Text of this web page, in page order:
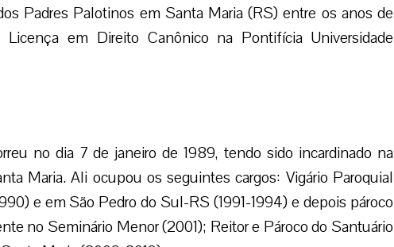
Padres Palotinos em Santa Maria (RS) entre os anos de
em Direito Canônico na Pontifícia Universidade
no dia 7 de janeiro de 1989, tendo sido incardinado na
Maria. Ali ocupou os seguintes cargos: Vigário Paroquial
e em São Pedro do Sul-RS (1991-1994) e depois pároco
no Seminário Menor (2001); Reitor e Pároco do Santuário